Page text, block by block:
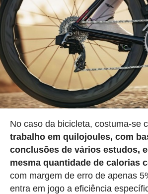
No caso da bicicleta, costuma-se
trabalho em quilojoules, com
conclusões de vários estudos,
mesma quantidade de calorias
com margem de erro de apenas
entra em jogo a eficiência